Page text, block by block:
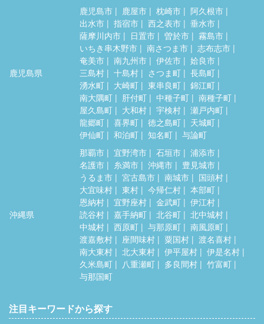
鹿児島県
鹿児島市 鹿屋市 枕崎市
阿久根市
出水市
指宿市 西之表市
垂水市
薩摩川内市
日置市 曽於市
霧島市
いちき串木野市
南さつま市
志布志市
奄美市
南九州市 伊佐市
姶良市
三島村
十島村 さつま町
長島町
湧水町
大崎町 東串良町
錦江町
南大隅町
肝付町 中種子町
南種子町
屋久島町
大和村 宇検村
瀬戸内町
龍郷町
喜界町 徳之島町
天城町
伊仙町
和泊町 知名町 与論町
沖縄県
那覇市 宜野湾市 石垣市
浦添市
名護市
糸満市 沖縄市
豊見城市
うるま市
宮古島市 南城市
国頭村
大宜味村
東村 今帰仁村
本部町
恩納村
宜野座村 金武町
伊江村
読谷村
嘉手納町 北谷町
北中城村
中城村
西原町 与那原町
南風原町
渡嘉敷村
座間味村 粟国村
渡名喜村
南大東村
北大東村 伊平屋村
伊是名村
久米島町
八重瀬町 多良間村
竹富町
与那国町
注目キーワードから探す